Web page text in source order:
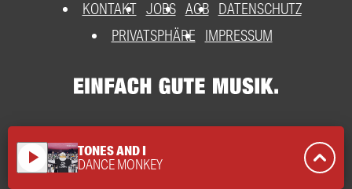
KONTAKT JOBS AGB DATENSCHUTZ
PRIVATSPHÄRE
IMPRESSUM
play_arrow TONES AND I
DANCE MONKEY